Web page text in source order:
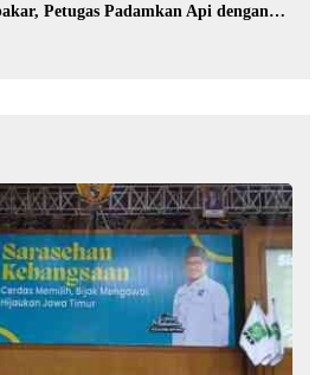
Petugas Padamkan Api dengan